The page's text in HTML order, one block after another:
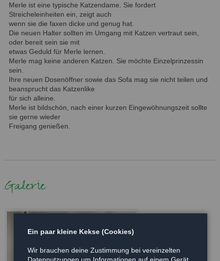
Merle ist eine typische Katzendame. Sie fordert
Streicheleinheiten ein, zeigt auch
wenn sie die faxen dicke und genug hat.
Die neuen Halter sollten im Umgang mit Katzen vertraut sein,
oder bereit sein sie mit
etwas Geduld für Merle lernen.
Merle mag keine anderen Katzen. Sie möchte Einzelprinzessin
sein.
Ihre neuen Dosenöffner sowie das Sofa mag sie nicht teilen und
beansprucht das Katzenlike
für sich alleine.
Merle ist bildschön, nach einer kurzen Eingewöhnungszeit sollte
sie gerne wieder
Freigang genießen.
Galerie
Ein paar kleine Kekse (Cookies)
Wir brauchen deine Zustimmung bei vereinzelten
Datennutzungen um Informationen auf einem Gerät